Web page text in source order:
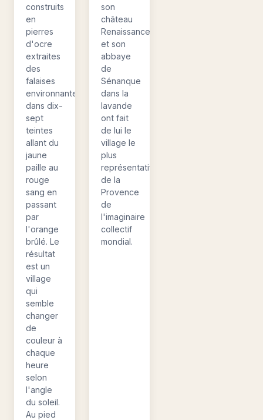
construits
en
pierres
d'ocre
extraites
des
falaises
environnantes,
dans dix-
sept
teintes
allant du
jaune
paille au
rouge
sang en
passant
par
l'orange
brûlé. Le
résultat
est un
village
qui
semble
changer
de
couleur à
chaque
heure
selon
l'angle
du soleil.
Au pied
son
château
Renaissance
et son
abbaye
de
Sénanque
dans la
lavande
ont fait
de lui le
village le
plus
représentatif
de la
Provence
de
l'imaginaire
collectif
mondial.